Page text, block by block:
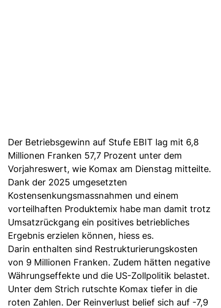
Der Betriebsgewinn auf Stufe EBIT lag mit 6,8
Millionen Franken 57,7 Prozent unter dem
Vorjahreswert, wie Komax am Dienstag mitteilte.
Dank der 2025 umgesetzten
Kostensenkungsmassnahmen und einem
vorteilhaften Produktemix habe man damit trotz
Umsatzrückgang ein positives betriebliches
Ergebnis erzielen können, hiess es.
Darin enthalten sind Restrukturierungskosten
von 9 Millionen Franken. Zudem hätten negative
Währungseffekte und die US-Zollpolitik belastet.
Unter dem Strich rutschte Komax tiefer in die
roten Zahlen. Der Reinverlust belief sich auf -7,9